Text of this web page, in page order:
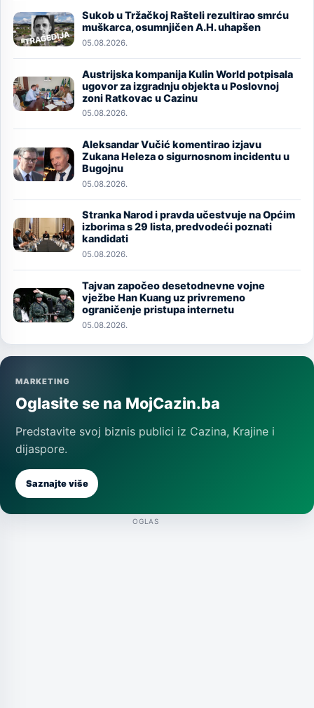
Image
Sukob u Tržačkoj Rašteli rezultirao smrću
muškarca, osumnjičen A.H. uhapšen
05.08.2026.
Image
Austrijska kompanija Kulin World potpisala
ugovor za izgradnju objekta u Poslovnoj
zoni Ratkovac u Cazinu
05.08.2026.
Image
Aleksandar Vučić komentirao izjavu
Zukana Heleza o sigurnosnom incidentu u
Bugojnu
05.08.2026.
Image
Stranka Narod i pravda učestvuje na Općim
izborima s 29 lista, predvodeći poznati
kandidati
05.08.2026.
Image
Tajvan započeo desetodnevne vojne
vježbe Han Kuang uz privremeno
ograničenje pristupa internetu
05.08.2026.
MARKETING
Oglasite se na MojCazin.ba
Predstavite svoj biznis publici iz Cazina, Krajine i
dijaspore.
Saznajte više
OGLAS